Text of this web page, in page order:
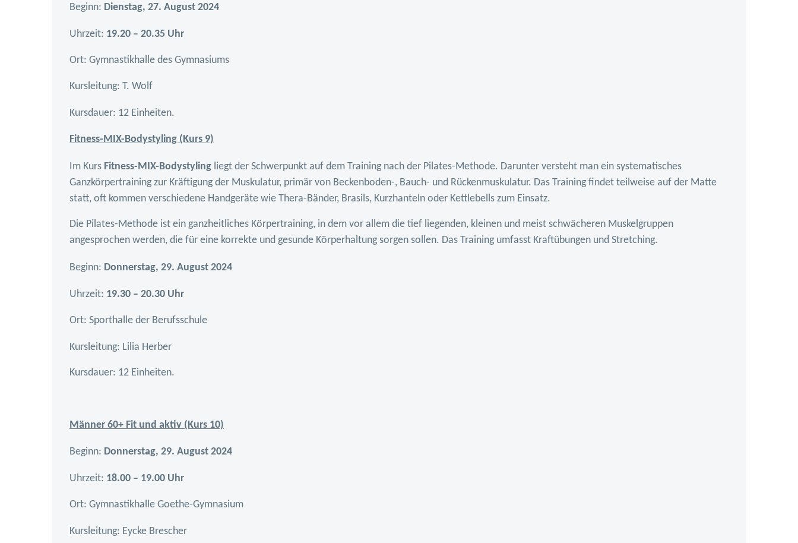
Beginn: Dienstag, 27. August 2024
Uhrzeit: 19.20 – 20.35 Uhr
Ort: Gymnastikhalle des Gymnasiums
Kursleitung: T. Wolf
Kursdauer: 12 Einheiten.
Fitness-MIX-Bodystyling (Kurs 9)
Im Kurs Fitness-MIX-Bodystyling liegt der Schwerpunkt auf dem Training nach der Pilates-Methode. Darunter versteht man ein systematisches
Ganzkörpertraining zur Kräftigung der Muskulatur, primär von Beckenboden-, Bauch- und Rückenmuskulatur. Das Training findet teilweise auf der Matte
statt, oft kommen verschiedene Handgeräte wie Thera-Bänder, Brasils, Kurzhanteln oder Kettlebells zum Einsatz.
Die Pilates-Methode ist ein ganzheitliches Körpertraining, in dem vor allem die tief liegenden, kleinen und meist schwächeren Muskelgruppen
angesprochen werden, die für eine korrekte und gesunde Körperhaltung sorgen sollen. Das Training umfasst Kraftübungen und Stretching.
Beginn: Donnerstag, 29. August 2024
Uhrzeit: 19.30 – 20.30 Uhr
Ort: Sporthalle der Berufsschule
Kursleitung: Lilia Herber
Kursdauer: 12 Einheiten.
Männer 60+ Fit und aktiv (Kurs 10)
Beginn: Donnerstag, 29. August 2024
Uhrzeit: 18.00 – 19.00 Uhr
Ort: Gymnastikhalle Goethe-Gymnasium
Kursleitung: Eycke Brescher